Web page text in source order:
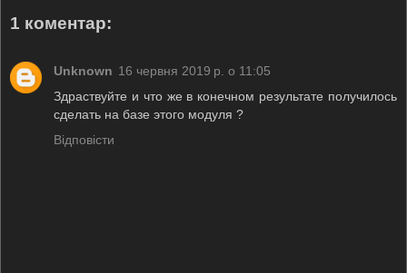
1 коментар:
Unknown 16 червня 2019 р. о 11:05
Здраствуйте и что же в конечном результате получилось
сделать на базе этого модуля ?
Відповісти